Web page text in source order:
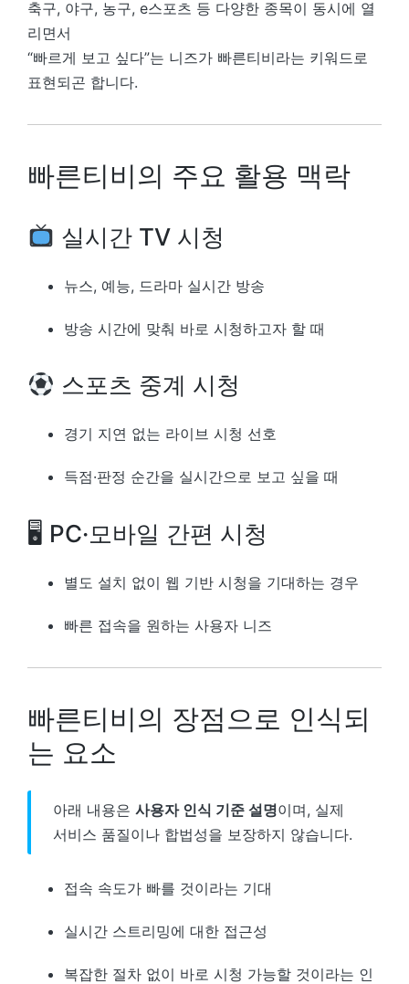
축구, 야구, 농구, e스포츠 등 다양한 종목이 동시에 열
리면서
“빠르게 보고 싶다”는 니즈가 빠른티비라는 키워드로
표현되곤 합니다.
빠른티비의 주요 활용 맥락
실시간 TV 시청
뉴스, 예능, 드라마 실시간 방송
방송 시간에 맞춰 바로 시청하고자 할 때
스포츠 중계 시청
경기 지연 없는 라이브 시청 선호
득점·판정 순간을 실시간으로 보고 싶을 때
🖥 PC·모바일 간편 시청
별도 설치 없이 웹 기반 시청을 기대하는 경우
빠른 접속을 원하는 사용자 니즈
빠른티비의 장점으로 인식되
는 요소
아래 내용은 사용자 인식 기준 설명이며, 실제
서비스 품질이나 합법성을 보장하지 않습니다.
접속 속도가 빠를 것이라는 기대
실시간 스트리밍에 대한 접근성
복잡한 절차 없이 바로 시청 가능할 것이라는 인